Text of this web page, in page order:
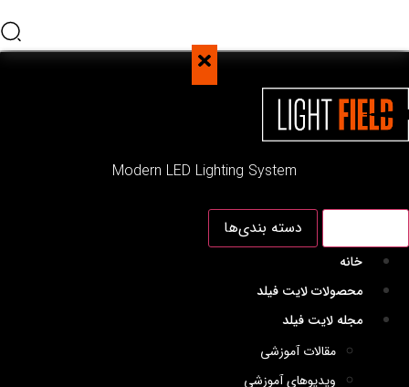
Modern LED Lighting System
دسته بندی‌ها
خانه
محصولات لایت فیلد
مجله لایت فیلد
مقالات آموزشی
ویدیوهای آموزشی